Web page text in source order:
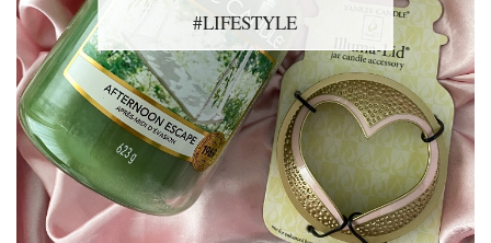
#LIFESTYLE